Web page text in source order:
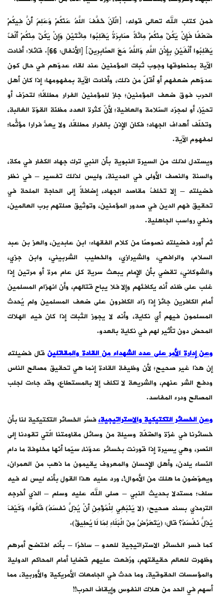
فمن كتاب الله تعالى قوله: ﴿الْآنَ خَفَّفَ اللَّهُ عَنْكُمْ وَعَلِمَ أَنَّ فِيكُمْ
‌ضَعْفًا فَإِنْ يَكُنْ مِنْكُمْ مِائَةٌ صَابِرَةٌ يَغْلِبُوا مِائَتَيْنِ وَإِنْ يَكُنْ مِنْكُمْ أَلْفٌ
يَغْلِبُوا أَلْفَيْنِ بِإِذْنِ اللَّهِ وَاللَّهُ مَعَ الصَّابِرِينَ﴾ [الأنفال: 66]. قائلا: أفادت
الآية بمنطوقها وجوب ثبات المؤمنين عند لقاء عدوّهم في حال كون
عدوّهم ضعفهم أو أقلّ من ذلك، وأفادت الآية بمفهومها: إذا كان أهل
الحرب فوق ضعف المؤمنين؛ جاز للمؤمنين الفرار مطلقًا؛ لتحرّف أو
تحيّز، أو لمجرّد السّلامة والعافية؛ لأنّ كثرة العدد مظنّة القوّة الغالبة،
وتخلّف أهداف الجهاد؛ فكان الإذن بالفرار مطلقًا، ولا يعدّ فرارًا مؤثّمًا؛
لمفهوم الآية.
ويستدل لذلك من السيرة النبوية بأن النبي ترك جهاد الكفار في مكة،
والسنة والنصف الأولى في المدينة، وليس لذلك تفسير – في نظر
فضيلته – إلا تخلفُ مقاصد الجهاد، إضافةً إلى الحاجة الملحة في
تحقيق فهم الدين في صدور المؤمنين، وتوثيق صلتهم برب العالمين،
ونفي رواسب الجاهلية.
ثم أورد فضيلته نصوصًا من كلام الفقهاء: ابن عابدين، والعز بن عبد
السلام، والرافعي، والشيرازي، والخطيب الشربيني، وابن جزي،
والشوكاني، تقضي بأن الإمام يبعث سرية كل عام مرة أو مرتين إذا
غلب على ظنه أنه يكافئهم وإلا فلا يباح قتالهم، وأن انهزام المسلمين
أمام الكافرين جائز إذا زاد الكافرون على ضعف المسلمين ولم يُحدث
المسلمون فيهم أي نكاية، وأنه لا يجوز الثبات إذا كان فيه الهلاك
المحض دون تأثير لهم في نكاية بالعدو.
وعن إدارة الأمر على عدد الشهداء من القادة والمقاتلينقال فضيلته
إن هذا غير صحيح؛ لأن وظيفة القادة إنما هي تحقيق مصالح الناس
ودفع الشر عنهم، والشريعة لا تكلف إلا بالمستطاع، وقد جاءت لجلب
المصالح ودرء المفاسد.
وعن الخسائر التكتيكية والاستراتيجية،فسَّر الخسائر التكتيكية لنا بأن
خسائرنا في غزّة والضّفّة وسيلة من وسائل مقاومتنا الّتي تقودنا إلى
النّصر، وهي يسيرة إذا قورنت بخسائر عدوّنا، سيّما أنّها مخلوفة ما دام
النّساء يلدن، وأهل الإحسان والمعروف يقيمون ما ذهب من العمران،
ويعوّضون ما هلك من الأموال!، ورد عليه هذا القول بأنه ليس له فيه
سلف؛ مستدلا بحديث النبي – صلى الله عليه وسلم – الذي أخرجه
الترمذي بسند صحيح: (لا يَنْبَغِي لِلْمُؤْمِنِ ‌أنْ ‌يُذِلَّ ‌نَفسَهُ) قَالُوا: وَكَيْفَ
يُذِلُّ نَفْسَهُ؟ قال: (يَتَعَرَّضُ مِنَ الْبَلَاءِ لِمَا لَا يُطِيقُ).
كما فسر الخسائر الاستراتيجية للعدو – ساخرًا – بأنه افتضح أمرهم
وظهرت للعالم حقيقتهم، ورُفعت عليهم قضايا أمام المحاكم الدولية
والمؤسسات الحقوقية، وما حدث في الجامعات الأمريكية والأوربية، مما
أسهم في الحد من هلاك النفوس وإيقاف الحرب!!